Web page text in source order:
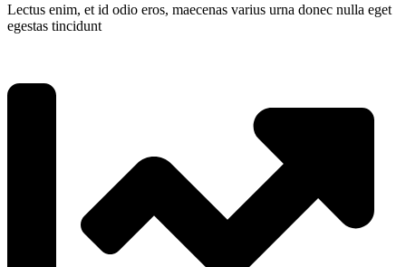
Lectus enim, et id odio eros, maecenas varius urna donec nulla eget
egestas tincidunt